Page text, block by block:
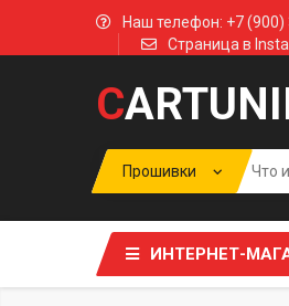
Наш телефон: +7 (900)
Страница в
C
ИНТЕРНЕТ-